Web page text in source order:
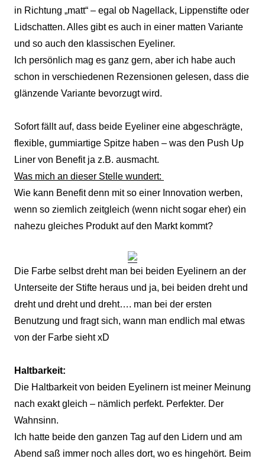
in Richtung „matt“ – egal ob Nagellack, Lippenstifte oder
Lidschatten. Alles gibt es auch in einer matten Variante
und so auch den klassischen Eyeliner.
Ich persönlich mag es ganz gern, aber ich habe auch
schon in verschiedenen Rezensionen gelesen, dass die
glänzende Variante bevorzugt wird.
Sofort fällt auf, dass beide Eyeliner eine abgeschrägte,
flexible, gummiartige Spitze haben – was den Push Up
Liner von Benefit ja z.B. ausmacht.
Was mich an dieser Stelle wundert:
Wie kann Benefit denn mit so einer Innovation werben,
wenn so ziemlich zeitgleich (wenn nicht sogar eher) ein
nahezu gleiches Produkt auf den Markt kommt?
Die Farbe selbst dreht man bei beiden Eyelinern an der
Unterseite der Stifte heraus und ja, bei beiden dreht und
dreht und dreht und dreht…. man bei der ersten
Benutzung und fragt sich, wann man endlich mal etwas
von der Farbe sieht xD
Haltbarkeit:
Die Haltbarkeit von beiden Eyelinern ist meiner Meinung
nach exakt gleich – nämlich perfekt. Perfekter. Der
Wahnsinn.
Ich hatte beide den ganzen Tag auf den Lidern und am
Abend saß immer noch alles dort, wo es hingehört. Beim